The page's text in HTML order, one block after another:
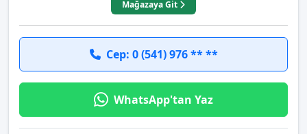
Mağazaya Git
Cep: 0 (541) 976 ** **
WhatsApp'tan Yaz